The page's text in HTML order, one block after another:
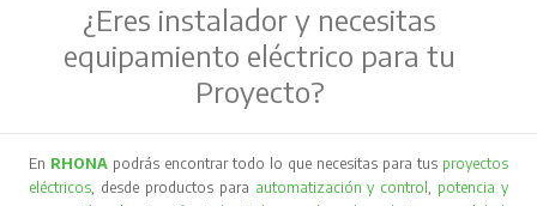
¿Eres instalador y necesitas
equipamiento eléctrico para tu
Proyecto?
En RHONA podrás encontrar todo lo que necesitas para tus proyectos
eléctricos , desde productos para automatización y control
potencia y